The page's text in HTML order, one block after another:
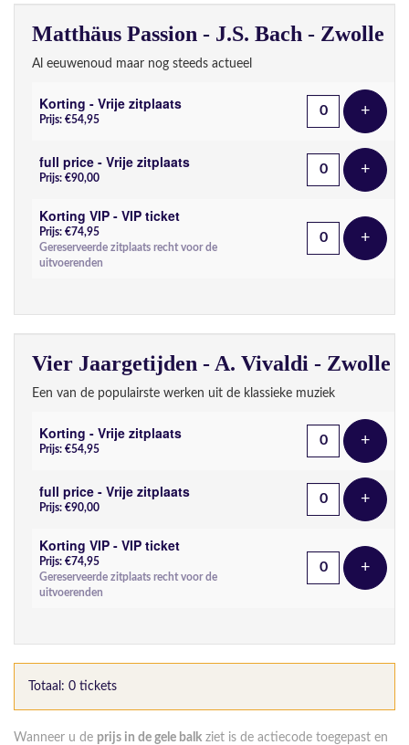
Matthäus Passion - J.S. Bach - Zwolle
Al eeuwenoud maar nog steeds actueel
Korting - Vrije zitplaats
Prijs: €54,95 +Voeg
full price - Vrije zitplaats
Prijs: €90,00 +Voeg
Korting VIP - VIP ticket
Prijs: €74,95
Gereserveerde zitplaats recht voor de
uitvoerenden
+Voeg
Vier Jaargetijden - A. Vivaldi - Zwolle
Een van de populairste werken uit de klassieke muziek
Korting - Vrije zitplaats
Prijs: €54,95 +Voeg
full price - Vrije zitplaats
Prijs: €90,00 +Voeg
Korting VIP - VIP ticket
Prijs: €74,95
Gereserveerde zitplaats recht voor de
uitvoerenden
+Voeg
Totaal: 0 tickets
Wanneer u de prijs in de gele balk ziet is de actiecode toegepast en